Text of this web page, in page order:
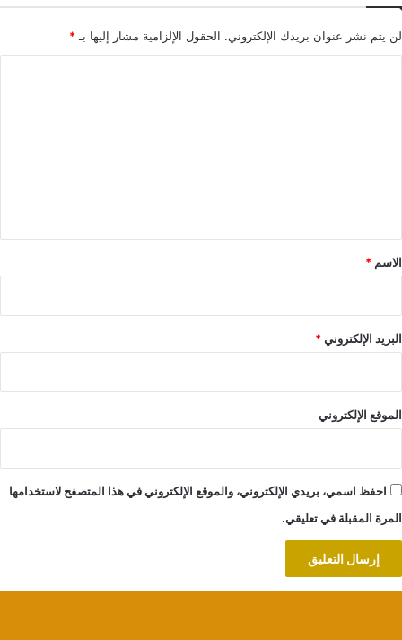
لن يتم نشر عنوان بريدك الإلكتروني. الحقول الإلزامية مشار إليها بـ *
*
الاسم *
البريد الإلكتروني*
الموقع الإلكتروني
احفظ اسمي، بريدي الإلكتروني، والموقع الإلكتروني في هذا المتصفح لاستخدامها
المرة المقبلة في تعليقي.